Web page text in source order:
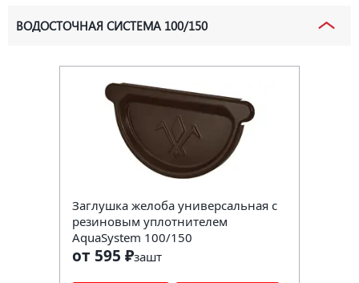
ВОДОСТОЧНАЯ СИСТЕМА 100/150
Заглушка желоба универсальная с
резиновым уплотнителем
AquaSystem 100/150
от 595 ₽зашт